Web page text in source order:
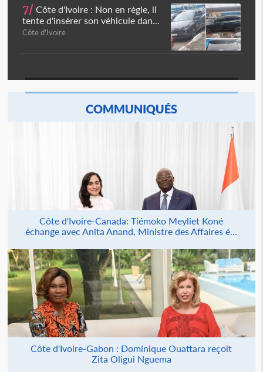
7/ Côte d'Ivoire : Non en règle, il
tente d'insérer son véhicule dan...
Côte d'Ivoire
COMMUNIQUÉS
Côte d'Ivoire-Canada: Tiémoko Meyliet Koné
échange avec Anita Anand, Ministre des Affaires é...
Côte d'Ivoire-Gabon : Dominique Ouattara reçoit
Zita Oligui Nguema